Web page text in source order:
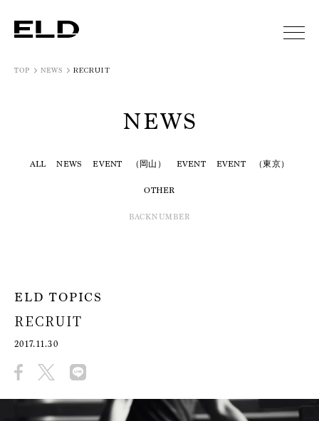
TOP NEWS RECRUIT
NEWS
ALL NEWS EVENT （岡山） EVENT EVENT （東京）
OTHER
BACKNUMBER
ELD TOPICS
RECRUIT
2017.11.30